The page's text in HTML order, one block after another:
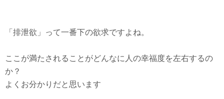
「排泄欲」って一番下の欲求ですよね。
ここが満たされることがどんなに人の幸福度を左右するの
か？
よくお分かりだと思います